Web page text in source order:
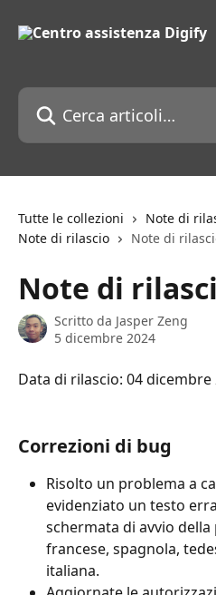
Cerca articoli…
Tutte le collezioni
Note di
Note di rilascio
Note di
Note di
Scritto da Jasper Zeng
5 dicembre 2024
Data di rilascio: 04 dicembre
Correzioni di bug
Risolto un problema a
evidenziato un testo
schermata di avvio
francese, spagnola,
italiana.